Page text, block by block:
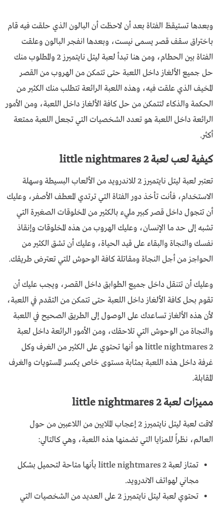
وبعدها تستيقظ الفتاة بعد أن لاحظت أن البالون الذي حلقت فيه قام
باختراق سقف قصر يسمى نيست، وبعدها انفجر البالون وعلقت
الفتاة بين الحطام، ومن هنا تبدأ لعبة ليتل نايتميرز 2 والمطلوب منك
حل جميع الألغاز داخل اللعبة حتى تتمكن من الهروب من القصر
المخيف الذي علقت فيه، وهذه اللعبة الرائعة تتطلب منك الكثير من
الحكمة والذكاء لتتمكن من حل كافة الألغاز داخل اللعبة، ومن الأمور
الرائعة داخل اللعبة هو تعدد الشخصيات التي تجعل اللعبة ممتعة
أكثر.
كيفية لعب لعبة little nightmares 2
تعتبر لعبة ليتل نايتميرز 2 للاندرويد من الألعاب البسيطة وسهلة
الاستخدام، فأنت تأخذ دور الفتاة التي ترتدي المعطف الأصفر، وعليك
أن تتجول داخل قصر كبير مليء بالكثير من المخلوقات الصغيرة التي
تشبه إلى حد ما الإنسان، وعليك الهروب من هذه المخلوقات وإنقاذ
نفسك والنجاة والبقاء على قيد الحياة، وعليك أن تشق الكثير من
الحواجز من أجل النجاة ومقاتلة كافة الوحوش للتي تعترض طريقك.
وعليك أن تتنقل داخل جميع الطوابق داخل القصر، ويجب عليك أن
تقوم بحل كافة الألغاز داخل اللعبة حتى تتمكن من التقدم في اللعبة،
لأن هذه الألغاز تساعدك على الوصول إلى الطريق الصحيح في اللعبة
والنجاة من الوحوش التي تلاحقك، ومن الأمور الرائعة داخل لعبة
little nightmares 2 هو أنها تحتوي على الكثير من الغرف وكل
غرفة داخل هذه اللعبة بمثابة مستوى خاص يكسر المستويات والغرف
المقابلة.
مميزات لعبة little nightmares 2
لاقت لعبة ليتل نايتميرز 2 إعجاب الملايين من اللاعبين من حول
العالم، نظراً للمزايا التي تضمنها هذه اللعبة، وهي كالتالي:
تمتاز لعبة little nightmares 2 بأنها متاحة لتحميل بشكل
مجاني لهواتف الاندرويد.
تحتوي لعبة ليتل نايتميرز 2 على العديد من الشخصيات التي